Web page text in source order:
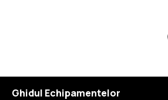
Ghidul Echipamentelor